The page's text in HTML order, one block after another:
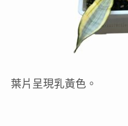
葉片呈現乳黃色。